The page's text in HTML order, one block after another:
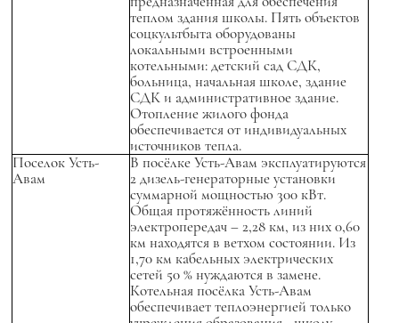
теплом здания школы. Пять объектов
соцкультбыта оборудованы
локальными встроенными
котельными: детский сад СДК,
больница, начальная школе, здание
СДК и административное здание.
Отопление жилого фонда
обеспечивается от индивидуальных
источников тепла.
Поселок Усть-
Авам
В посёлке Усть-Авам эксплуатируются
2 дизель-генераторные установки
суммарной мощностью 300 кВт.
Общая протяжённость линий
электропередач – 2,28 км, из них 0,60
км находятся в ветхом состоянии. Из
1,70 км кабельных электрических
сетей 50 % нуждаются в замене.
Котельная посёлка Усть-Авам
обеспечивает теплоэнергией только